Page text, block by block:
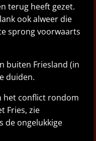
terug heeft gezet.
ook alweer die
sprong voorwaarts
buiten Friesland (in
duiden.
het conflict rondom
Fries, zie
de ongelukkige